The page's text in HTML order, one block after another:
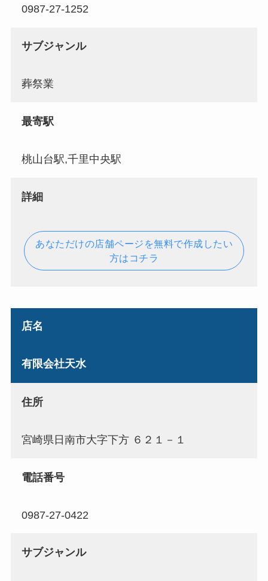
0987-27-1252
サブジャンル
葬祭業
最寄駅
桃山台駅,千里中央駅
詳細
あなただけの店舗ページを無料で作成したい
方はコチラ
店名
有限会社天水
住所
宮崎県日南市大字下方 ６２１－１
電話番号
0987-27-0422
サブジャンル